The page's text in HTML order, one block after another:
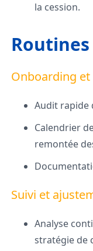
la cession.
Onboarding
Audit rapide
Calendrier
remontée
Suivi et
Analyse
stratégie de